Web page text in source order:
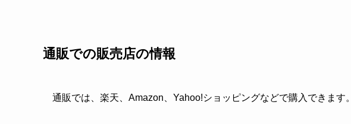
通販での販売店の情報
通販では、楽天、Amazon、Yahoo!ショッピングなどで購入できます。